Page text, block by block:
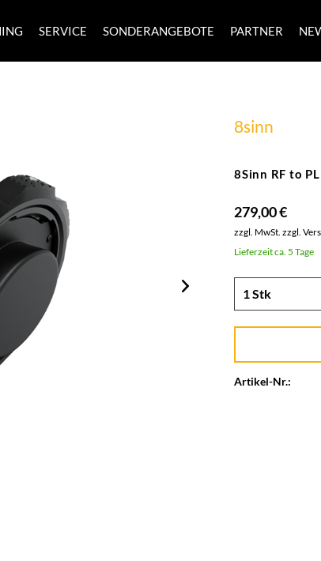
SERVICE SONDERANGEBOTE PARTNER
8sinn
8Sinn RF to
279,00 €
zzgl. MwSt.zzgl.
Lieferzeit ca. 5 Tage
Artikel-Nr.: